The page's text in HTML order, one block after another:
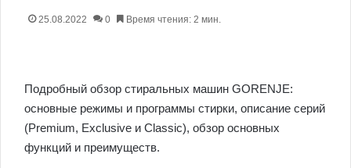
25.08.2022 0 Время чтения: 2 мин.
Подробный обзор стиральных машин GORENJE:
основные режимы и программы стирки, описание серий
(Premium, Exclusive и Classic), обзор основных
функций и преимуществ.